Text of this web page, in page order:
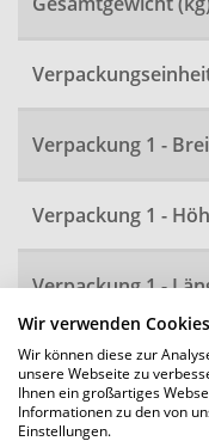
Wir verwenden Cookies
Wir können diese zur
unsere Webseite zu
Ihnen ein großartiges
Informationen zu den von
Einstellungen.
Verpackung 1 -
Verpackung 1 -
Verpackung 1 -
Artikelnummer